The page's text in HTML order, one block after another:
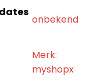
‎onbekend
Merk:
myshopx